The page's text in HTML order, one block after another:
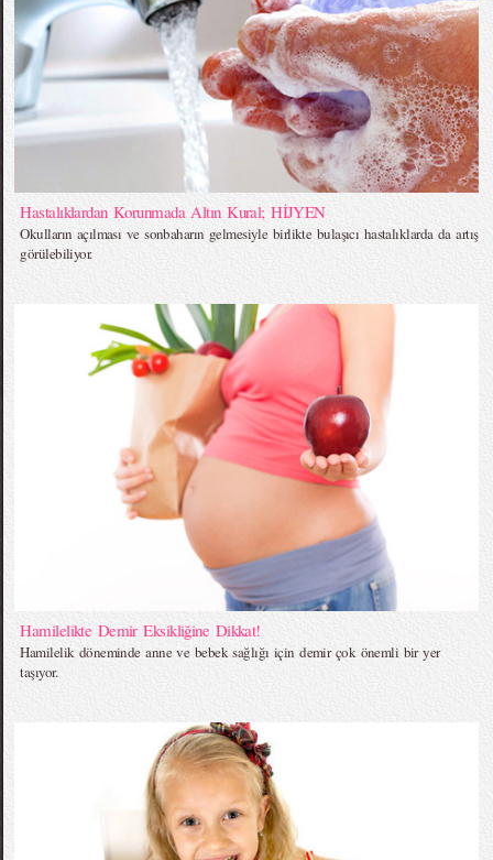
Hastalıklardan Korunmada Altın Kural; HİJYEN
Okulların açılması ve sonbaharın gelmesiyle birlikte bulaşıcı hastalıklarda da artış
görülebiliyor.
Hamilelikte Demir Eksikliğine Dikkat!
Hamilelik döneminde anne ve bebek sağlığı için demir çok önemli bir yer
taşıyor.